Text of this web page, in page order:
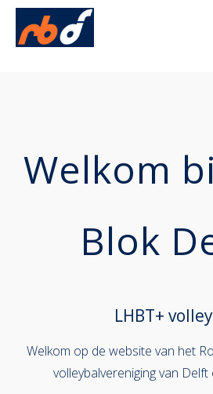
Contact
Welkom
Blok
LHBT+
Welkom op de website van het
volleybalvereniging van